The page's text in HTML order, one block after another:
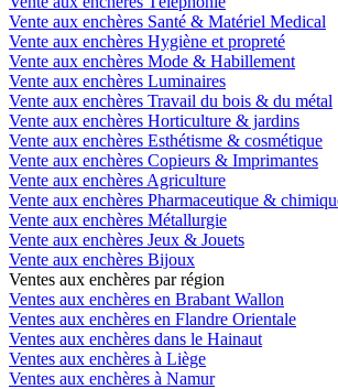
Vente aux enchères Santé & Matériel Medical
Vente aux enchères Hygiène et propreté
Vente aux enchères Mode & Habillement
Vente aux enchères Luminaires
Vente aux enchères Travail du bois & du métal
Vente aux enchères Horticulture & jardins
Vente aux enchères Esthétisme & cosmétique
Vente aux enchères Copieurs & Imprimantes
Vente aux enchères Agriculture
Vente aux enchères Pharmaceutique &
Vente aux enchères Métallurgie
Vente aux enchères Jeux & Jouets
Vente aux enchères Bijoux
Ventes aux enchères par région
Ventes aux enchères en Brabant Wallon
Ventes aux enchères en Flandre Orientale
Ventes aux enchères dans le Hainaut
Ventes aux enchères à Liège
Ventes aux enchères à Namur